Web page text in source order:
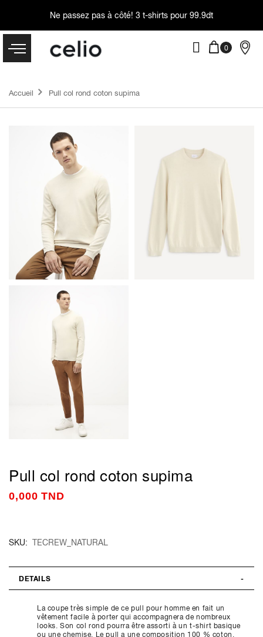
Ne passez pas à côté! 3 t-shirts pour 99.9dt
Accueil Pull col rond coton supima
Pull col rond coton supima
0,000 TND
SKU TECREW_NATURAL
DETAILS
La coupe très simple de ce pull pour homme en fait un
vêtement facile à porter qui accompagnera de nombreux
looks. Son col rond pourra être assorti à un t-shirt basique
ou une chemise. Le pull a une composition 100 % coton.